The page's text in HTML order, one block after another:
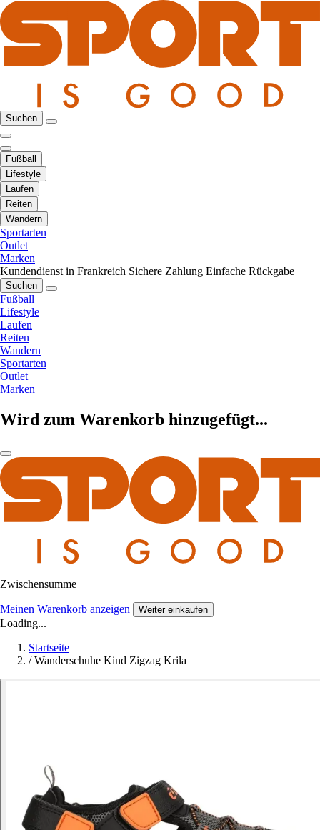
Suchen
Fußball
Lifestyle
Laufen
Reiten
Wandern
Sportarten
Outlet
Marken
Kundendienst in Frankreich Sichere Zahlung Einfache Rückgabe
Suchen
Fußball
Lifestyle
Laufen
Reiten
Wandern
Sportarten
Outlet
Marken
Wird zum Warenkorb hinzugefügt...
Zwischensumme
Meinen Warenkorb anzeigen Weiter einkaufen
Loading...
Startseite
/ Wanderschuhe Kind Zigzag Krila